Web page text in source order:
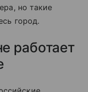
но такие
город.
работает